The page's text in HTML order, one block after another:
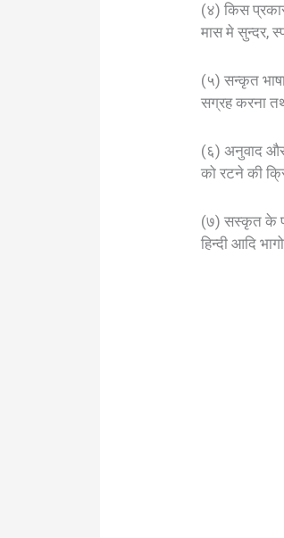
(४) किस
मास मे सुन्दर,
(५) सन्कृत
सग्रह करना
(६) अनुवाद और
को रटने की
(७) सस्कृत के
हिन्दी आदि